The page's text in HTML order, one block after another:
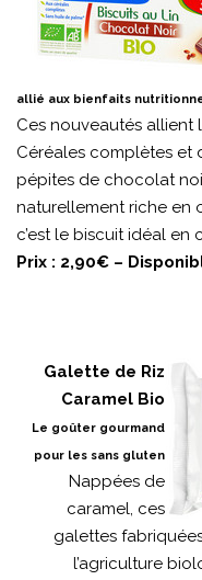
allié aux bienfaits
Ces nouveautés allient
Céréales complètes et
pépites de chocolat
naturellement riche en
c’est le biscuit idéal en
Prix : 2,90€ –
Galette de Riz
Caramel Bio
Le goûter gourmand
pour les sans gluten
Nappées de
caramel, ces
galettes
l’agriculture